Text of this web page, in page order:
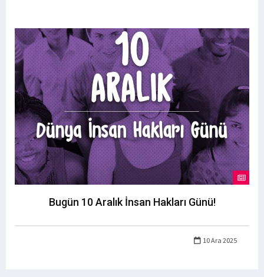
Bugün 10 Aralık İnsan Hakları Günü!
10 Ara 2025